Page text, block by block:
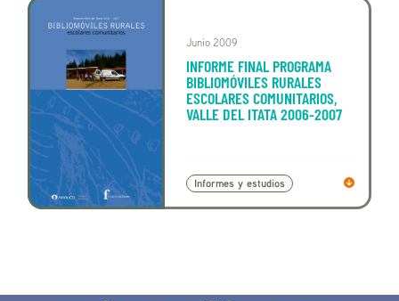
Junio 2009
INFORME FINAL PROGRAMA
BIBLIOMÓVILES RURALES
ESCOLARES COMUNITARIOS,
VALLE DEL ITATA 2006-2007
Informes y estudios